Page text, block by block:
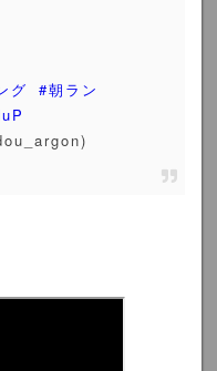
グ
#朝ラン